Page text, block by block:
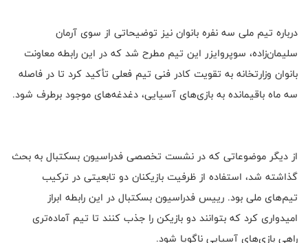
درباره تیم ملی سه نفره بانوان نیز توضیحاتی از سوی آرمان
سلیمان‌زاده، سوپروایزر این تیم مطرح شد که در این رابطه معاونت
بانوان وزارتخانه به تقویت کادر فنی تیم فعلی تأکید کرد تا در فاصله
سه ماه باقیمانده به بازی‌های آسیایی، دغدغه‌های موجود برطرف شود.
از دیگر موضوعاتی که در نشست تخصصی فدراسیون بسکتبال به بحث
گذاشته شد، استفاده از ظرفیت بازیکنان دو تابعیتی در ترکیب
تیم‌های ملی بود. رییس فدراسیون بسکتبال در این رابطه ابراز
امیدواری کرد که بتوانند دو بازیکن را جذب کنند تا تیم آماده‌تری
راهی بازی‌های آسیایی ناگویا شود.